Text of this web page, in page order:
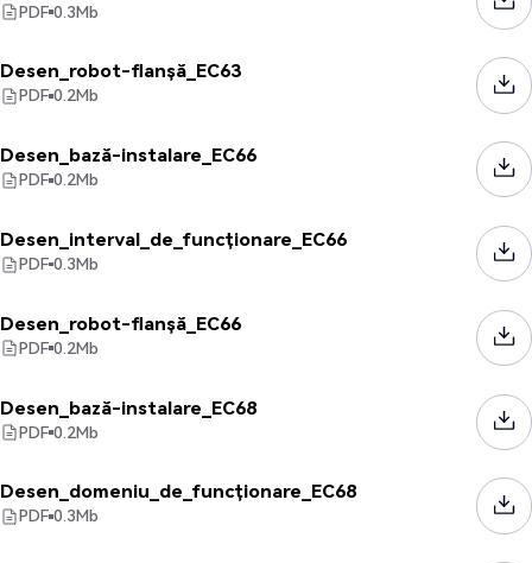
PDF 0.3Mb
Desen_robot-flanșă_EC63
PDF 0.2Mb
Desen_bază-instalare_EC66
PDF 0.2Mb
Desen_interval_de_funcționare_EC66
PDF 0.3Mb
Desen_robot-flanșă_EC66
PDF 0.2Mb
Desen_bază-instalare_EC68
PDF 0.2Mb
Desen_domeniu_de_funcționare_EC68
PDF 0.3Mb